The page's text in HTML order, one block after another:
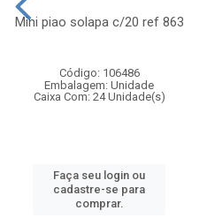
Mini piao solapa c/20 ref 863
Código: 106486
Embalagem: Unidade
Caixa Com: 24 Unidade(s)
Faça seu login ou
cadastre-se para
comprar.